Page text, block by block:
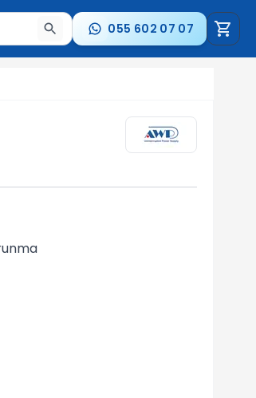
keçid etmək üçün ox
055 602 07 07